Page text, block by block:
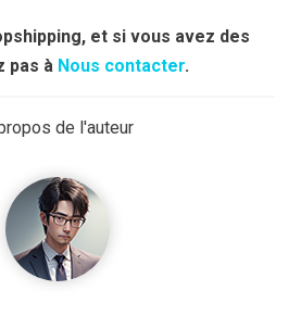
et si vous avez des
pas à Nous contacter.
de l'auteur